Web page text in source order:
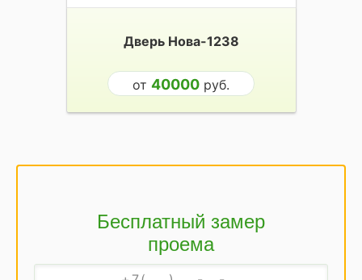
Дверь Нова-1238
от 40000 руб.
Бесплатный замер
проема